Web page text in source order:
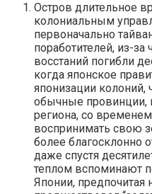
Остров длительное
колониальным
первоначально
поработителей, из-
восстаний погибли
когда японское
японизации колоний,
обычные провинции,
региона, со
воспринимать свою
более благосклонно
даже спустя
теплом вспоминают
Японии, предпочитая